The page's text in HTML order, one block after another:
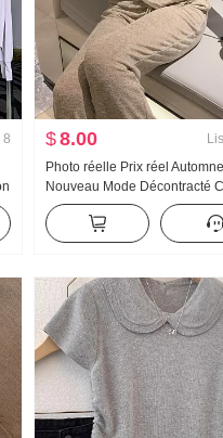
8
$8.00
Photo réelle Prix réel Automne
Nouveau Mode Décontracté
à capuchon Wei Pantalon
Ensemble Costume de sport
Tendance